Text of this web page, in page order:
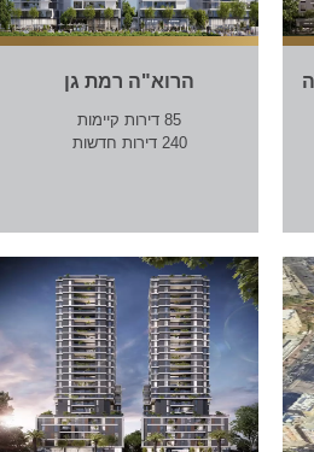
הרוא"ה רמת גן
85 דירות קיימות
240 דירות חדשות